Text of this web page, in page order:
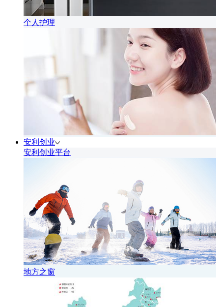
个人护理
安利创业
安利创业平台
地方之窗